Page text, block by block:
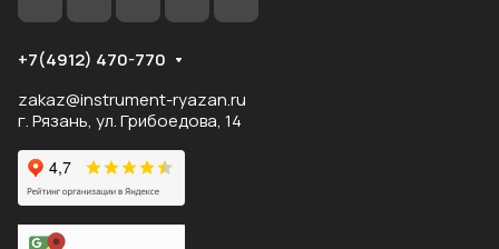
+7(4912) 470-770
zakaz@instrument-ryazan.ru
г. Рязань, ул. Грибоедова, 14